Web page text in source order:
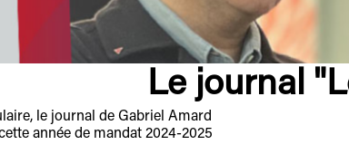
Le journal
le journal de Gabriel Amard
année de mandat 2024-2025